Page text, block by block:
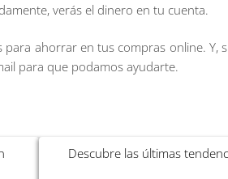
verás el dinero en tu cuenta.
ahorrar en tus compras online. Y,
para que podamos ayudarte.
Descubre las últimas